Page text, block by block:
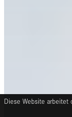
Diese Website